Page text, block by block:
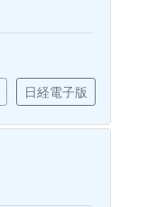
日経電子版